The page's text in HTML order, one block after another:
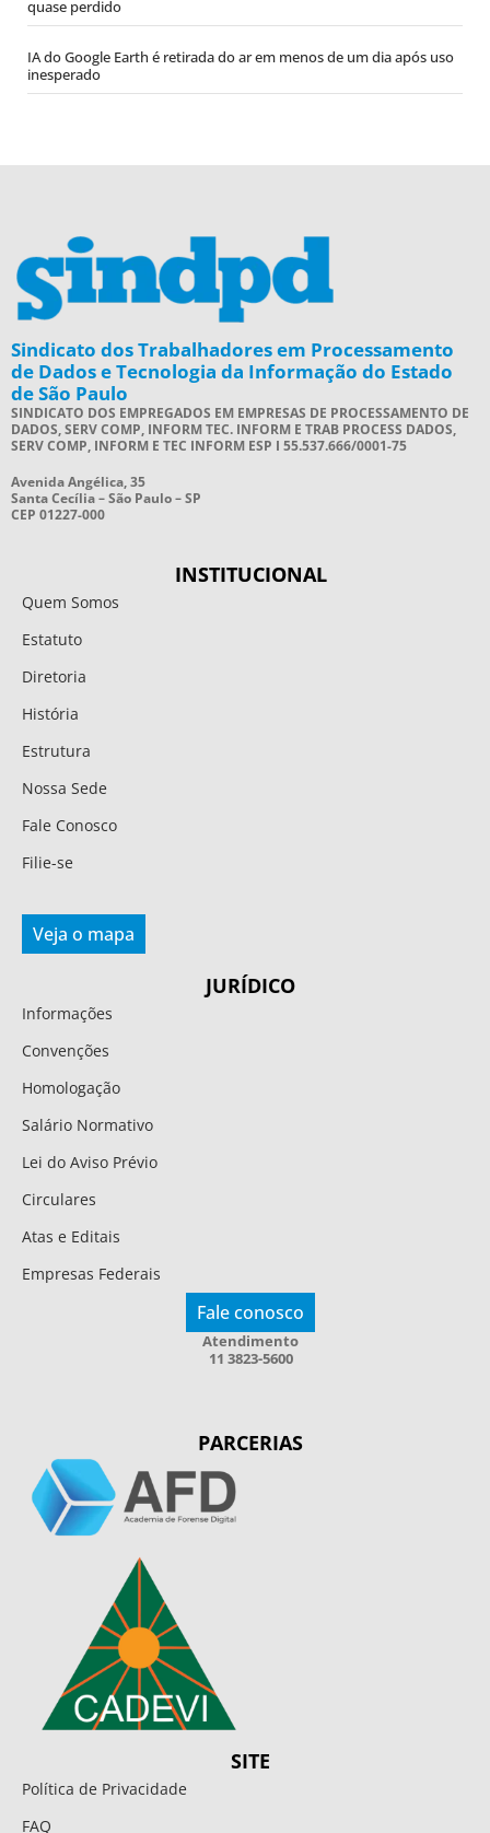
quase perdido
IA do Google Earth é retirada do ar em menos de um dia após uso
inesperado
Sindicato dos Trabalhadores em Processamento
de Dados e Tecnologia da Informação do Estado
de São Paulo
SINDICATO DOS EMPREGADOS EM EMPRESAS DE PROCESSAMENTO DE
DADOS, SERV COMP, INFORM TEC. INFORM E TRAB PROCESS DADOS,
SERV COMP, INFORM E TEC INFORM ESP I 55.537.666/0001-75
Avenida Angélica, 35
Santa Cecília – São Paulo – SP
CEP 01227-000
INSTITUCIONAL
Quem Somos
Estatuto
Diretoria
História
Estrutura
Nossa Sede
Fale Conosco
Filie-se
Veja o mapa
JURÍDICO
Informações
Convenções
Homologação
Salário Normativo
Lei do Aviso Prévio
Circulares
Atas e Editais
Empresas Federais
Fale conosco
Atendimento
11 3823-5600
PARCERIAS
SITE
Política de Privacidade
FAQ